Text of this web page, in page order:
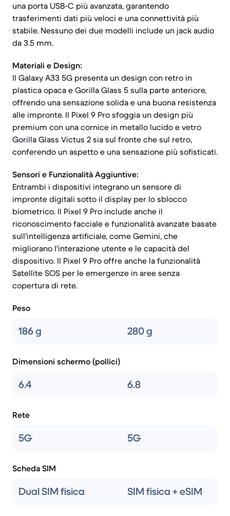
una porta USB-C più avanzata, garantendo
trasferimenti dati più veloci e una connettività più
stabile. Nessuno dei due modelli include un jack audio
da 3.5 mm.
Materiali e Design:
Il Galaxy A33 5G presenta un design con retro in
plastica opaca e Gorilla Glass 5 sulla parte anteriore,
offrendo una sensazione solida e una buona resistenza
alle impronte. Il Pixel 9 Pro sfoggia un design più
premium con una cornice in metallo lucido e vetro
Gorilla Glass Victus 2 sia sul fronte che sul retro,
conferendo un aspetto e una sensazione più sofisticati.
Sensori e Funzionalità Aggiuntive:
Entrambi i dispositivi integrano un sensore di
impronte digitali sotto il display per lo sblocco
biometrico. Il Pixel 9 Pro include anche il
riconoscimento facciale e funzionalità avanzate basate
sull'intelligenza artificiale, come Gemini, che
migliorano l'interazione utente e le capacità del
dispositivo. Il Pixel 9 Pro offre anche la funzionalità
Satellite SOS per le emergenze in aree senza
copertura di rete.
Peso
186 g 280 g
Dimensioni schermo (pollici)
6.4 6.8
Rete
5G 5G
Scheda SIM
Dual SIM fisica SIM fisica + eSIM